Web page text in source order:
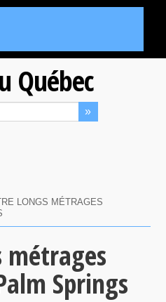
Québec
LONGS MÉTRAGES
Springs